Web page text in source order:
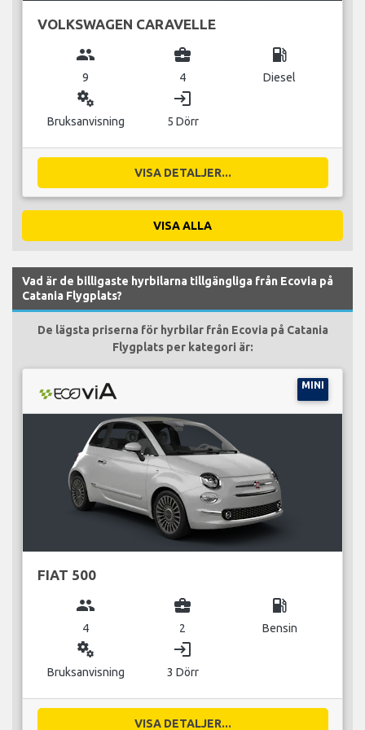
VOLKSWAGEN CARAVELLE
group
9
business_center
4
local_gas_station
Diesel
miscellaneous_services
Bruksanvisning
login
5 Dörr
VISA DETALJER...
VISA ALLA
Vad är de billigaste hyrbilarna tillgängliga från Ecovia på
Catania Flygplats?
De lägsta priserna för hyrbilar från Ecovia på Catania
Flygplats per kategori är:
MINI
FIAT 500
group
4
business_center
2
local_gas_station
Bensin
miscellaneous_services
Bruksanvisning
login
3 Dörr
VISA DETALJER...